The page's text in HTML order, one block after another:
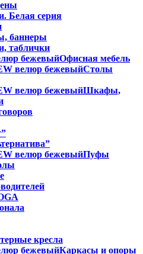
Белая серия
баннеры
таблички
Офисная мебель
Столы
Шкафы,
Пуфы
кресла
Каркасы и опоры